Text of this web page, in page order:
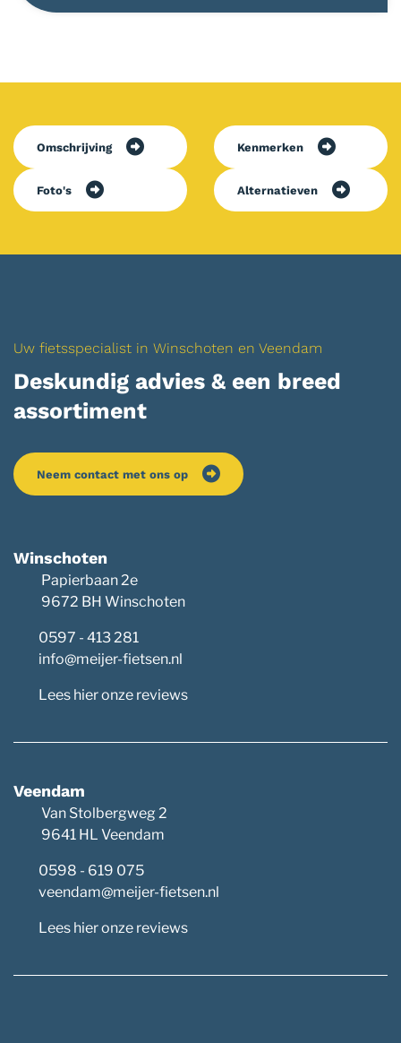
Omschrijving Kenmerken
Foto's Alternatieven
Uw fietsspecialist in Winschoten en Veendam
Deskundig advies & een breed
assortiment
Neem contact met ons op
Winschoten
Papierbaan 2e
9672 BH Winschoten
0597 - 413 281
info@meijer-fietsen.nl
Lees hier onze reviews
Veendam
Van Stolbergweg 2
9641 HL Veendam
0598 - 619 075
veendam@meijer-fietsen.nl
Lees hier onze reviews